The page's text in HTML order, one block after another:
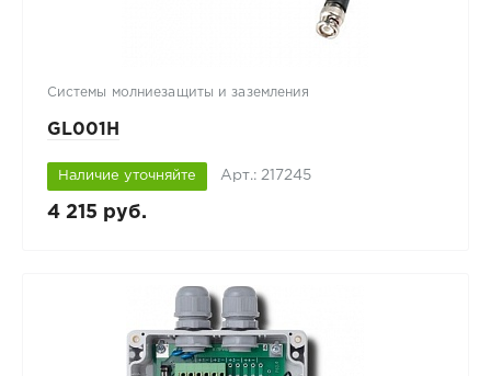
Системы молниезащиты и заземления
GL001H
Наличие уточняйте Арт.: 217245
4 215 руб.